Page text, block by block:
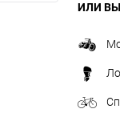
ИЛИ